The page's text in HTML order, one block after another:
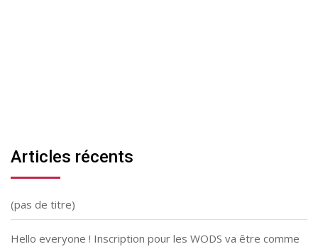
Articles récents
(pas de titre)
Hello everyone ! Inscription pour les WODS va être comme